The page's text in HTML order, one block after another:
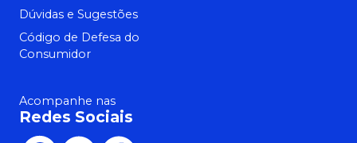
Dúvidas e Sugestões
Código de Defesa do
Consumidor
Acompanhe nas
Redes Sociais